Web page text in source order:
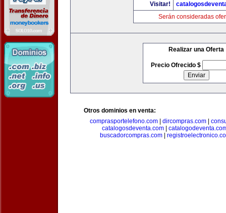
Visitar!
Serán consideradas
Realizar una Oferta
Precio Ofrecido $
Otros dominios en venta:
comprasportelefono.com
dircompras.com
catalogosdeventa.com
buscadorcompras.com